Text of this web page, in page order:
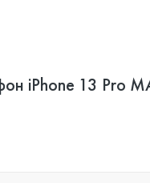
iPhone 13 Pro